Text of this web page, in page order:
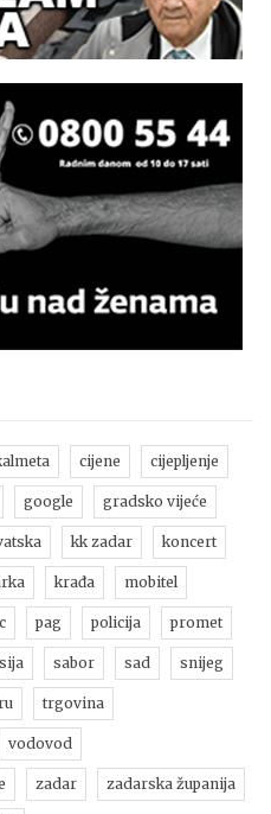
cijene cijepljenje
google gradsko vijeće
kk zadar koncert
krađa mobitel
pag policija promet
sabor sad snijeg
trgovina
vodovod
zadar zadarska županija